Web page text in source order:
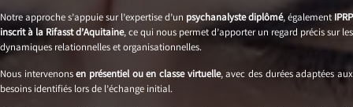
Notre approche s’appuie sur l’expertise d’un psychanalyste diplômé, également IPRP
inscrit à la Rifasst d’Aquitaine, ce qui nous permet d’apporter un regard précis sur les
dynamiques relationnelles et organisationnelles.
Nous intervenonsen présentiel ou en classe virtuelle, avec des durées adaptées aux
besoins identifiés lors de l’échange initial.